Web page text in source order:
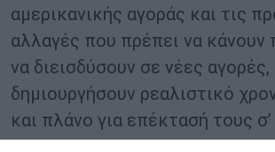
αμερικανικής αγοράς και τις
αλλαγές που πρέπει να κάνουν
να διεισδύσουν σε νέες
δημιουργήσουν ρεαλιστικό
και πλάνο για επέκτασή τους